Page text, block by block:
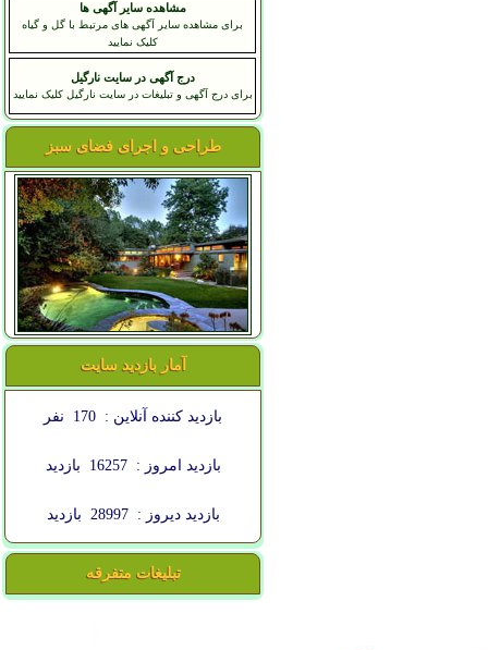
مشاهده سایر آگهی ها
برای مشاهده سایر آگهی های مرتبط با گل و گیاه
کلیک نمایید
درج آگهی در سایت نارگیل
برای درج آگهی و تبلیغات در سایت نارگیل کلیک نمایید
طراحی و اجرای فضای سبز
آمار بازدید سایت
بازدید کننده آنلاین : 170 نفر
بازدید امروز : 16257 بازدید
بازدید دیروز : 28997 بازدید
تبلیغات متفرقه